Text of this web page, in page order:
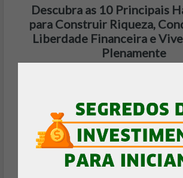
Descubra as 10 Principais
para Construir Riqueza,
Liberdade Financeira e
Plenamente